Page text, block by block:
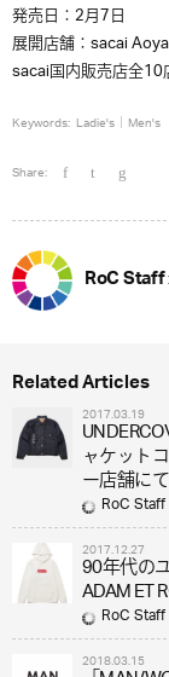
発売日：2月7日
展開店舗：sacai
sacai国内販売店全
Keywords: Ladie's Men's
Share:
RoC Staff
Related Articles
2017.03.19
ャケット
ー店舗に
RoC Staff
2017.12.27
90年代の
ADAM ET
RoC Staff
2018.03.15